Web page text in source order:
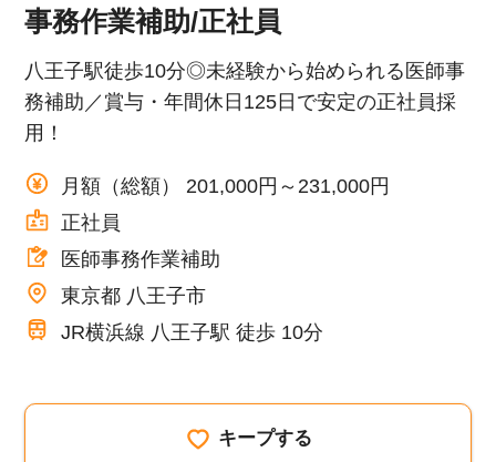
事務作業補助/正社員
八王子駅徒歩10分◎未経験から始められる医師事
務補助／賞与・年間休日125日で安定の正社員採
用！
月額（総額） 201,000円～231,000円
正社員
医師事務作業補助
東京都 八王子市
JR横浜線 八王子駅 徒歩 10分
キープする